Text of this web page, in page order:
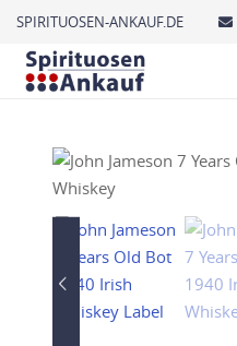
SPIRITUOSEN-ANKAUF.DE